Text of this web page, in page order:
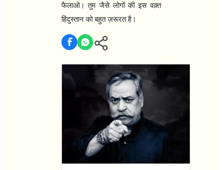
फैलाओ। तुम जैसे लोगों की इस वक़्त
हिंदुस्तान को बहुत ज़रूरत है।